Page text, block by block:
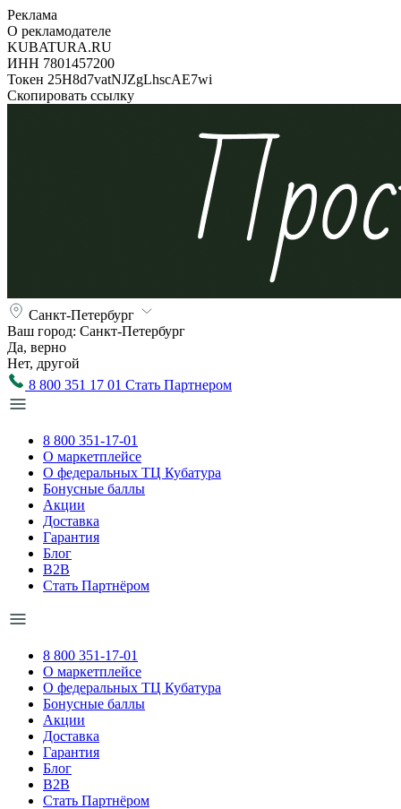
Реклама
О рекламодателе
KUBATURA.RU
ИНН 7801457200
Токен 25H8d7vatNJZgLhscAE7wi
Скопировать ссылку
Санкт-Петербург
Ваш город: Санкт-Петербург
Да, верно
Нет, другой
8 800 351 17 01 Стать Партнером
8 800 351-17-01
О маркетплейсе
О федеральных ТЦ Кубатура
Бонусные баллы
Акции
Доставка
Гарантия
Блог
B2B
Стать Партнёром
8 800 351-17-01
О маркетплейсе
О федеральных ТЦ Кубатура
Бонусные баллы
Акции
Доставка
Гарантия
Блог
B2B
Стать Партнёром